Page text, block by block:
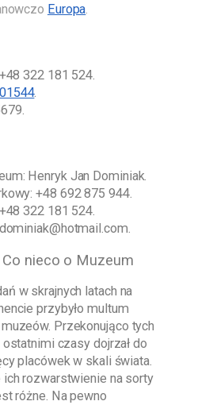
Europa.
+48 322 181 524.
.
Henryk Jan Dominiak.
+48 692 875 944.
+48 322 181 524.
.
Co nieco o Muzeum
w skrajnych latach na
przybyło multum
Przekonująco tych
czasy dojrzał do
placówek w skali świata.
ich rozwarstwienie na sorty
różne. Na pewno